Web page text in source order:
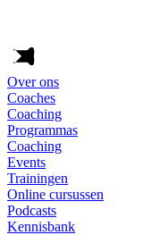
Over ons
Coaches
Coaching
Programmas
Coaching
Events
Trainingen
Online cursussen
Podcasts
Kennisbank